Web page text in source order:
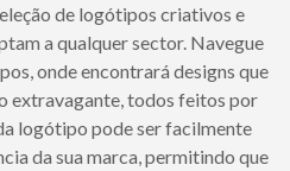
de logótipos criativos e
a qualquer sector. Navegue
onde encontrará designs que
extravagante, todos feitos por
logótipo pode ser facilmente
da sua marca, permitindo que